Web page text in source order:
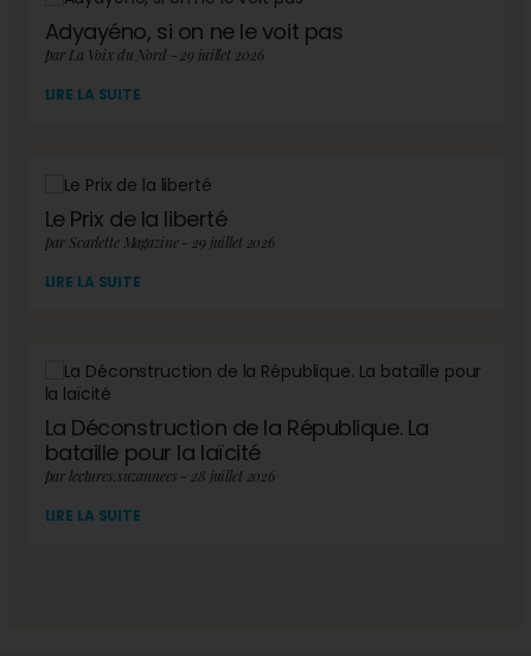
Adyayéno, si on ne le voit pas
par La Voix du Nord - 29 juillet 2026
LIRE LA SUITE
Le Prix de la liberté
par Scarlette Magazine - 29 juillet 2026
LIRE LA SUITE
La Déconstruction de la République. La
bataille pour la laïcité
par lectures.suzannees - 28 juillet 2026
LIRE LA SUITE